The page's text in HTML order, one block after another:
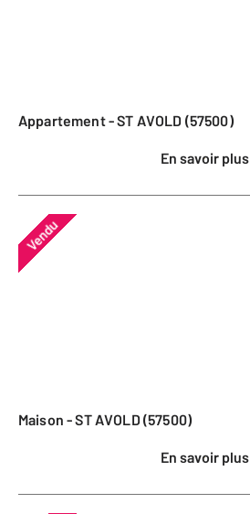
Appartement - ST AVOLD (57500)
En savoir plus
Vendu
Maison - ST AVOLD (57500)
En savoir plus